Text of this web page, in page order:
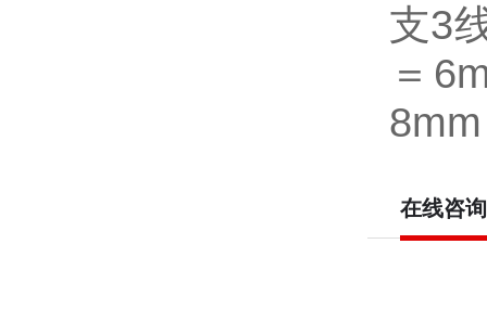
支3
＝
在线咨询